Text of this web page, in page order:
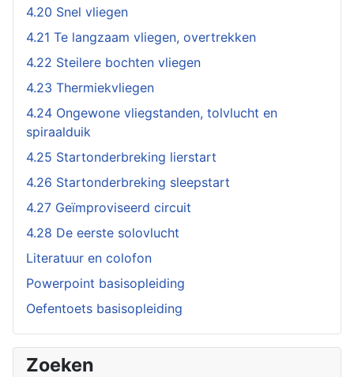
4.20 Snel vliegen
4.21 Te langzaam vliegen, overtrekken
4.22 Steilere bochten vliegen
4.23 Thermiekvliegen
4.24 Ongewone vliegstanden, tolvlucht en
spiraalduik
4.25 Startonderbreking lierstart
4.26 Startonderbreking sleepstart
4.27 Geïmproviseerd circuit
4.28 De eerste solovlucht
Literatuur en colofon
Powerpoint basisopleiding
Oefentoets basisopleiding
Zoeken